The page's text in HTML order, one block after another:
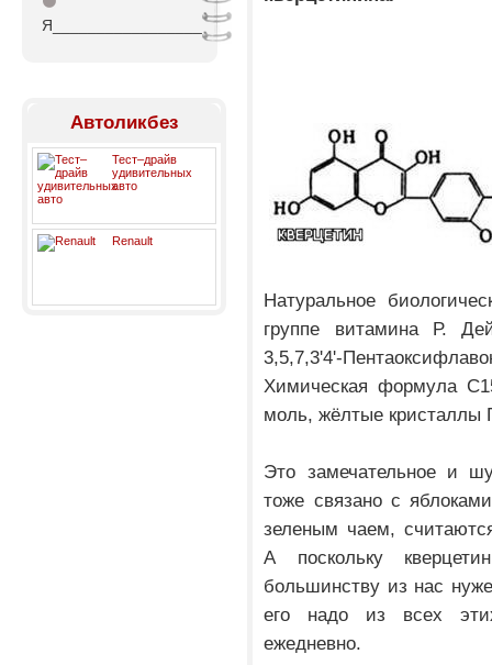
Я_________________
Автоликбез
Тест–драйв
удивительных
авто
Renault
Натуральное
группе витамина Р.
3,5,7,3'4'-
Химическая формула
моль, жёлтые кристаллы
Это замечательное и
тоже связано с
зеленым чаем,
А поскольку
большинству из нас
его надо из всех
ежедневно.